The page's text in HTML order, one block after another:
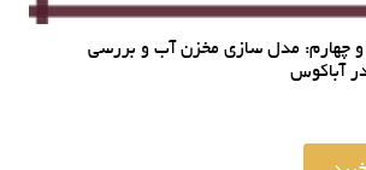
چهارم: مدل سازی مخزن آب و بررسی
آباکوس